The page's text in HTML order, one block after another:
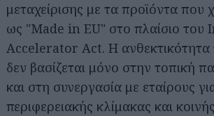
μεταχείρισης με τα προϊόντα που
ως "Made in EU" στο πλαίσιο
Accelerator Act. Η
δεν βασίζεται μόνο στην τοπική
και στη συνεργασία με εταίρους
περιφερειακής κλίμακας και